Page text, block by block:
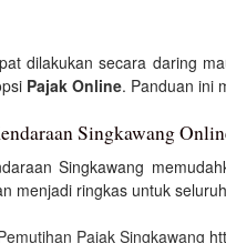
dilakukan secara daring
Pajak Online. Panduan ini
Singkawang
Singkawang
menjadi ringkas untuk seluruh
Pajak Singkawang